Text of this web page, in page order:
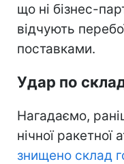
що ні бізнес-
відчують
поставками.
Удар по
Нагадаємо,
нічної ракетної
знищено склад